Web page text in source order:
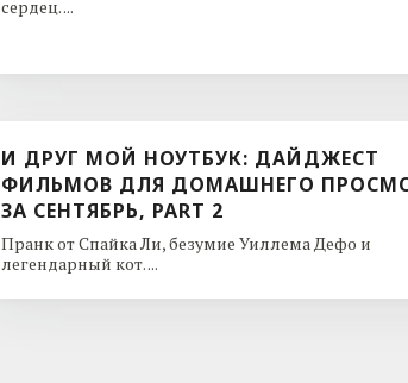
сердец. ...
И ДРУГ МОЙ НОУТБУК: ДАЙДЖЕСТ
ФИЛЬМОВ ДЛЯ ДОМАШНЕГО
ЗА СЕНТЯБРЬ, PART 2
Пранк от Спайка Ли, безумие Уиллема Дефо и
легендарный кот. ...